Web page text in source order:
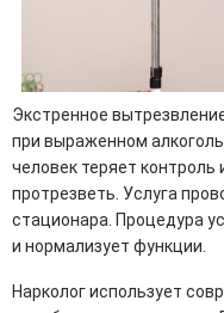
Экстренное
при выраженном
человек теряет
протрезветь. Услуга
стационара. Процедура
и нормализует функции.
Нарколог использует